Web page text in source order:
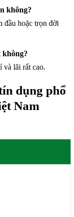
không?
đầu hoặc trọn đời
không?
lãi rất cao.
dụng phổ
Nam